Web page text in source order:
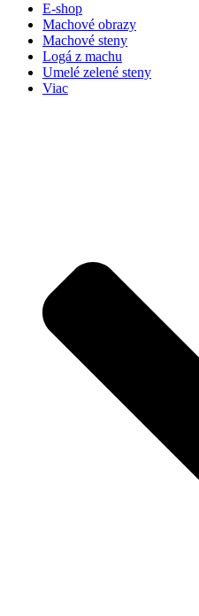
E-shop
Machové obrazy
Machové steny
Logá z machu
Umelé zelené steny
Viac